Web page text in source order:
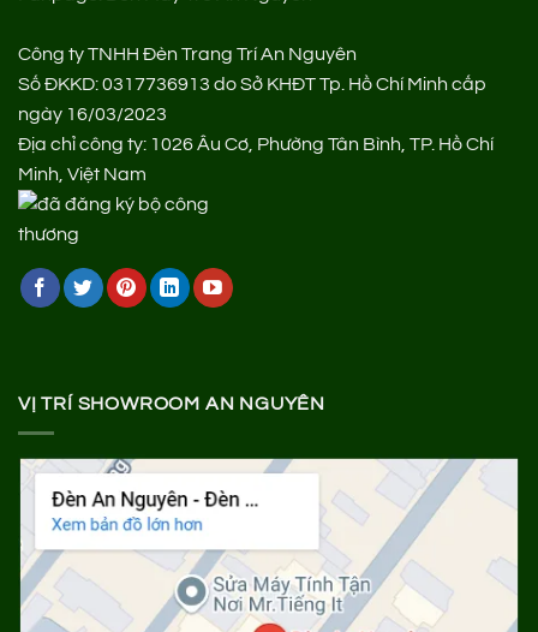
Công ty TNHH Đèn Trang Trí An Nguyên
Số ĐKKD: 0317736913 do Sở KHĐT Tp. Hồ Chí Minh cấp
ngày 16/03/2023
Địa chỉ công ty: 1026 Âu Cơ, Phường Tân Bình, TP. Hồ Chí
Minh, Việt Nam
VỊ TRÍ SHOWROOM AN NGUYÊN